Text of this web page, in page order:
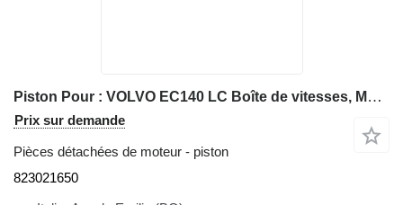
Piston Pour : VOLVO EC140 LC Boîte de vitesses, Mo 823021650 pour excavateur Volvo EC140 LC
Prix sur demande
Pièces détachées de moteur - piston
823021650